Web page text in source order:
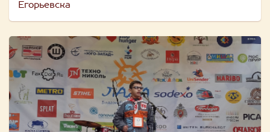
Егорьевска